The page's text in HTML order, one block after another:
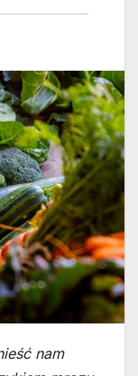
nam